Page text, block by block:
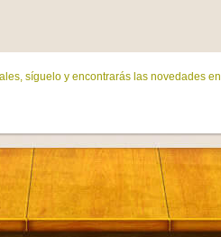
síguelo y encontrarás las novedades en